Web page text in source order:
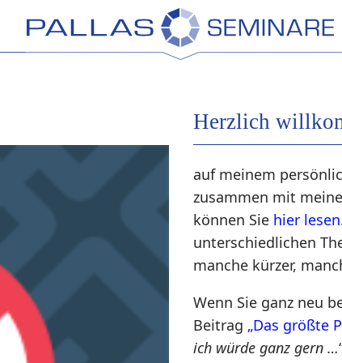
Herzlich
auf meinem
zusammen mit
können Sie hier lesen
unterschiedlichen
manche kürzer,
Wenn Sie ganz neu
Beitrag „Das größte
ich würde ganz gern …